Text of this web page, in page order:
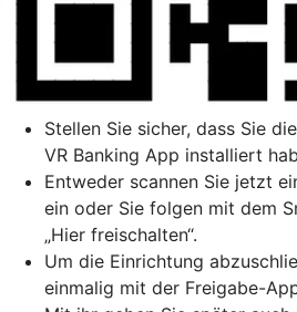
Stellen Sie sicher, dass Sie
VR Banking App installiert
Entweder scannen Sie jetzt
ein oder Sie folgen mit dem
„Hier freischalten“.
Um die Einrichtung
einmalig mit der Freigabe-